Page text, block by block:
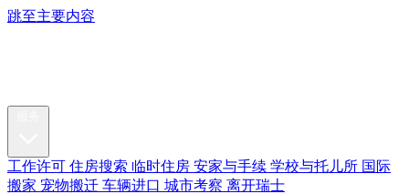
跳至主要内容
工作许可 住房搜索 临时住房 安家与手续 学校与托儿所 国际
搬家 宠物搬迁 车辆进口 城市考察 离开瑞士